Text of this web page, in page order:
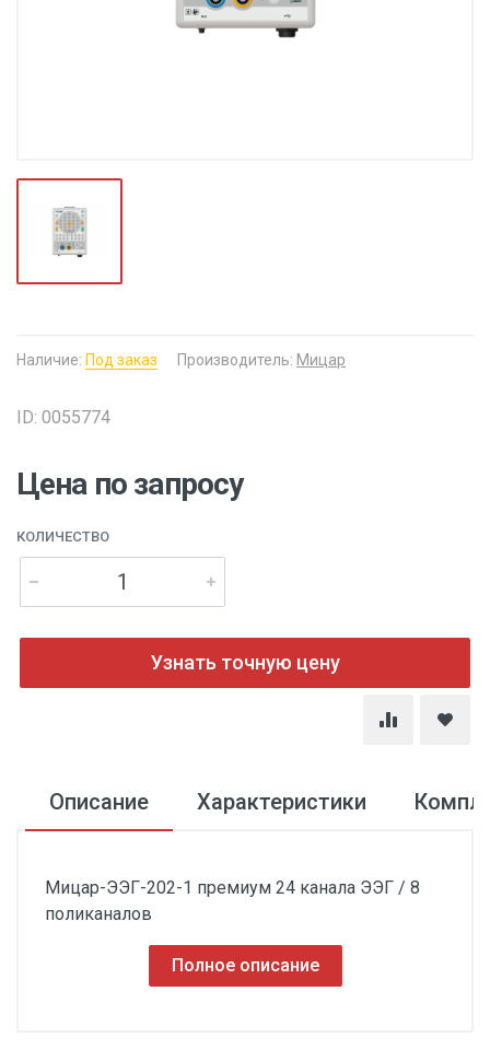
Наличие: Под заказ Производитель: Мицар
ID: 0055774
Цена по запросу
КОЛИЧЕСТВО
Узнать точную цену
Описание Характеристики
Мицар-ЭЭГ-202-1 премиум 24 канала ЭЭГ / 8
поликаналов
Полное описание